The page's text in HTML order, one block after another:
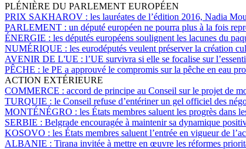
PLÉNIÈRE DU PARLEMENT EUROPÉEN
PRIX SAKHAROV : les lauréates de l’édition 2016, Nadia
PARLEMENT : un député européen ne pourra plus à la fois
ÉNERGIE : les députés européens soulignent les lacunes du
NUMÉRIQUE : les eurodéputés veulent préserver la création
AVENIR DE L'UE : l’UE survivra si elle se focalise sur
PÊCHE : le PE a approuvé le compromis sur la pêche en eau
ACTION EXTÉRIEURE
COMMERCE : accord de principe au Conseil sur le projet de
TURQUIE : le Conseil refuse d’entériner un gel officiel des
MONTÉNÉGRO : les États membres saluent les progrès dans
SERBIE : Belgrade encouragée à maintenir sa dynamique
KOSOVO : les États membres saluent l’entrée en vigueur de
ALBANIE : Tirana invitée à mettre en œuvre les réformes